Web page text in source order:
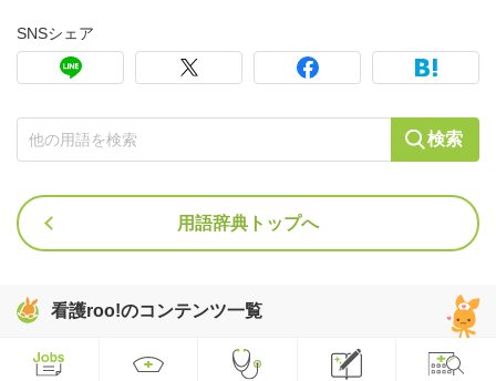
SNSシェア
検索
用語辞典トップへ
看護roo!のコンテンツ一覧